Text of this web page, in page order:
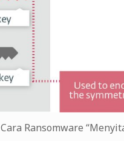
Cara Ransomware